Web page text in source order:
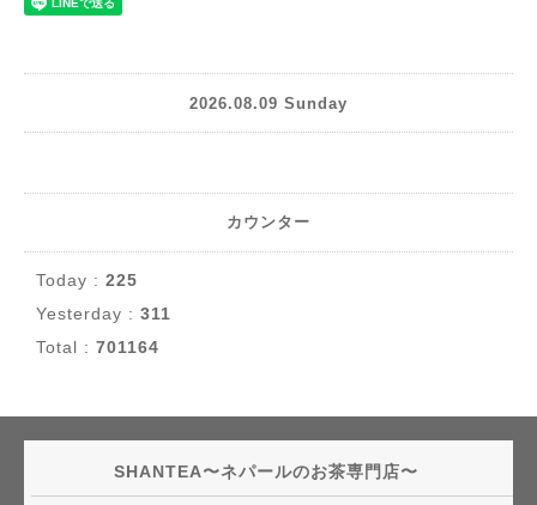
2026.08.09 Sunday
カウンター
Today : 225
Yesterday : 311
Total : 701164
SHANTEA〜ネパールのお茶専門店〜